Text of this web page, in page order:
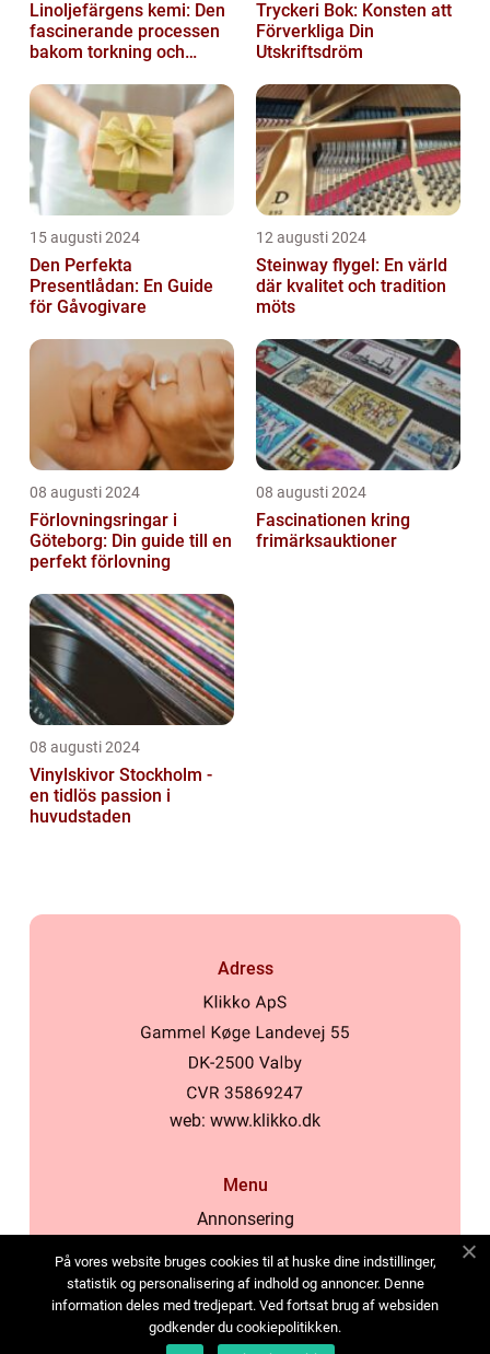
Linoljefärgens kemi: Den
fascinerande processen
bakom torkning och
Tryckeri Bok: Konsten att
Förverkliga Din
Utskriftsdröm
15 augusti 2024
Den Perfekta
Presentlådan: En Guide
för Gåvogivare
12 augusti 2024
Steinway flygel: En värld
där kvalitet och tradition
möts
08 augusti 2024
Förlovningsringar i
Göteborg: Din guide till en
perfekt förlovning
08 augusti 2024
Fascinationen kring
frimärksauktioner
08 augusti 2024
Vinylskivor Stockholm -
en tidlös passion i
huvudstaden
Adress
web: www.klikko.dk
Menu
Annonsering
Cookies
Kontakta oss
Sitemap
På vores website bruges cookies til at huske dine indstillinger,
statistik og personalisering af indhold og annoncer. Denne
information deles med tredjepart. Ved fortsat brug af websiden
godkender du cookiepolitikken.